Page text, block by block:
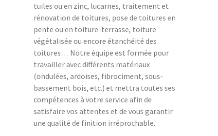
tuiles ou en zinc, lucarnes, traitement et
rénovation de toitures, pose de toitures en
pente ou en toiture-terrasse, toiture
végétalisée ou encore étanchéité des
toitures… Notre équipe est formée pour
travailler avec différents matériaux
(ondulées, ardoises, fibrociment, sous-
bassement bois, etc.) et mettra toutes ses
compétences à votre service afin de
satisfaire vos attentes et de vous garantir
une qualité de finition irréprochable.